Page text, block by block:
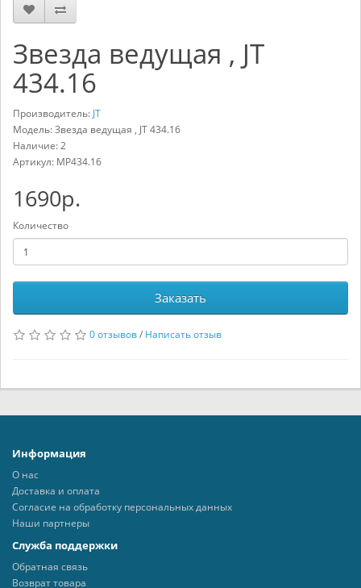
Звезда ведущая , JT
434.16
Производитель: JT
Модель: Звезда ведущая , JT 434.16
Наличие: 2
Артикул: MP434.16
1690р.
Количество
Заказать
0 отзывов/ Написать отзыв
Информация
О нас
Доставка и оплата
Согласие на обработку персональных данных
Наши партнеры
Служба поддержки
Обратная связь
Возврат товара